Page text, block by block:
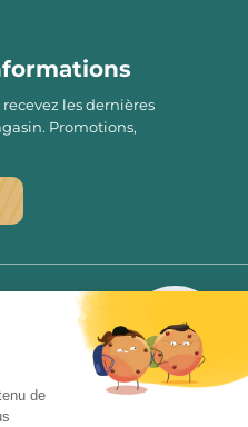
2780 AVIS
9.7/10
les dernières
Promotions,
de